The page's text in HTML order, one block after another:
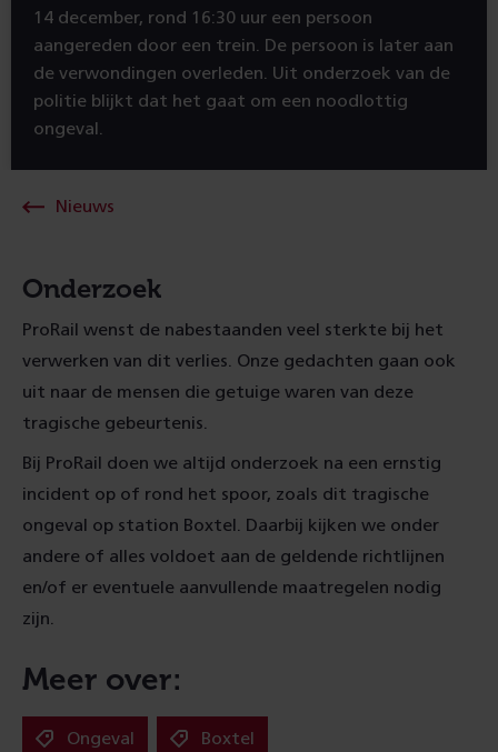
14 december, rond 16:30 uur een persoon
aangereden door een trein. De persoon is later aan
de verwondingen overleden. Uit onderzoek van de
politie blijkt dat het gaat om een noodlottig
ongeval.
Nieuws
Onderzoek
ProRail wenst de nabestaanden veel sterkte bij het
verwerken van dit verlies. Onze gedachten gaan ook
uit naar de mensen die getuige waren van deze
tragische gebeurtenis.
Bij ProRail doen we altijd onderzoek na een ernstig
incident op of rond het spoor, zoals dit tragische
ongeval op station Boxtel. Daarbij kijken we onder
andere of alles voldoet aan de geldende richtlijnen
en/of er eventuele aanvullende maatregelen nodig
zijn.
Meer over:
Ongeval Boxtel